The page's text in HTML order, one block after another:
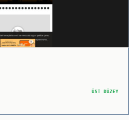
ÜST DÜZEY